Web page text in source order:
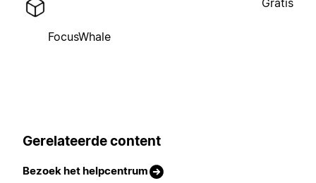
FocusWhale
Gerelateerde content
Bezoek het helpcentrum